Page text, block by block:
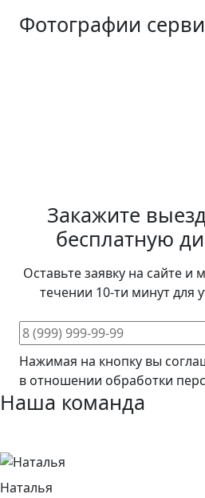
Фотографии
Закажите
бесплатную
Оставьте заявку на сайте
течении 10-ти минут для
Нажимая на кнопку вы
в отношении обработки
Наша команда
Наталья